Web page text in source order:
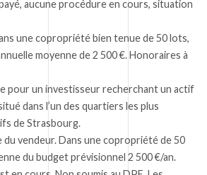
aucune procédure en cours, situation
une copropriété bien tenue de 50 lots,
moyenne de 2 500 €. Honoraires à
pour un investisseur recherchant un actif
dans l’un des quartiers les plus
de Strasbourg.
du vendeur. Dans une copropriété de 50
du budget prévisionnel 2 500 €/an.